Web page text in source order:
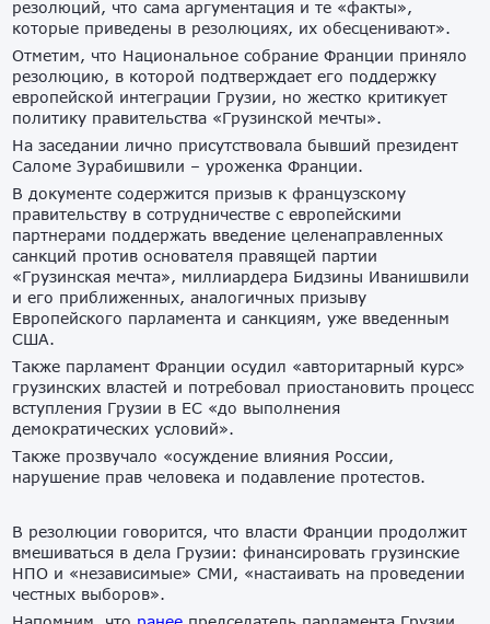
резолюций, что сама аргументация и те «факты»,
которые приведены в резолюциях, их обесценивают».
Отметим, что Национальное собрание Франции приняло
резолюцию, в которой подтверждает его поддержку
европейской интеграции Грузии, но жестко критикует
политику правительства «Грузинской мечты».
На заседании лично присутствовала бывший президент
Саломе Зурабишвили – уроженка Франции.
В документе содержится призыв к французскому
правительству в сотрудничестве с европейскими
партнерами поддержать введение целенаправленных
санкций против основателя правящей партии
«Грузинская мечта», миллиардера Бидзины Иванишвили
и его приближенных, аналогичных призыву
Европейского парламента и санкциям, уже введенным
США.
Также парламент Франции осудил «авторитарный курс»
грузинских властей и потребовал приостановить процесс
вступления Грузии в ЕС «до выполнения
демократических условий».
Также прозвучало «осуждение влияния России,
нарушение прав человека и подавление протестов.
В резолюции говорится, что власти Франции продолжит
вмешиваться в дела Грузии: финансировать грузинские
НПО и «независимые» СМИ, «настаивать на проведении
честных выборов».